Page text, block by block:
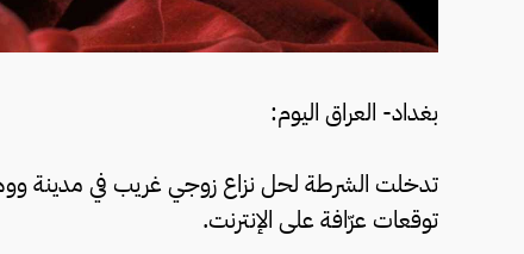
بغداد- العراق اليوم:
تدخلت الشرطة لحل نزاع زوجي غريب في مدينة
توقعات عرّافة على الإنترنت.